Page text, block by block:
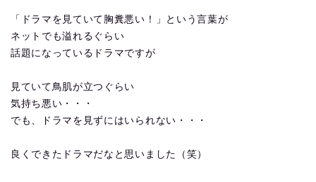
「ドラマを見ていて胸糞悪い！」という言葉が
ネットでも溢れるぐらい
話題になっているドラマですが
見ていて鳥肌が立つぐらい
気持ち悪い・・・
でも、ドラマを見ずにはいられない・・・
良くできたドラマだなと思いました（笑）